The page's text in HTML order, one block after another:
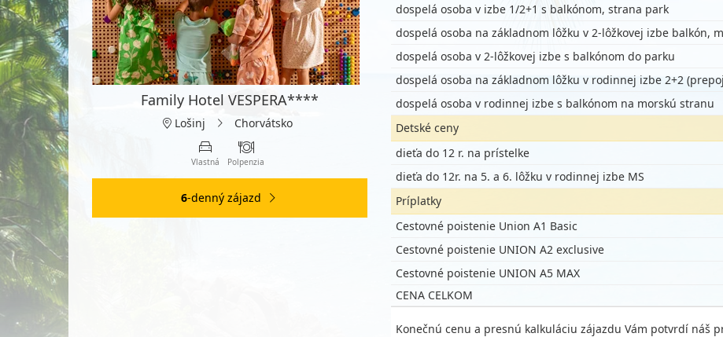
Family Hotel VESPERA****
Lošinj Chorvátsko
Vlastná Polpenzia
6-denný zájazd
dospelá osoba v izbe 1/2+1 s balkónom, strana park
dospelá osoba na základnom lôžku v 2-lôžkovej izbe balkón,
dospelá osoba v 2-lôžkovej izbe s balkónom do parku
dospelá osoba na základnom lôžku v rodinnej izbe 2+2
dospelá osoba v rodinnej izbe s balkónom na morskú stranu
Detské ceny
dieťa do 12 r. na prístelke
dieťa do 12r. na 5. a 6. lôžku v rodinnej izbe MS
Príplatky
Cestovné poistenie Union A1 Basic
Cestovné poistenie UNION A2 exclusive
Cestovné poistenie UNION A5 MAX
CENA CELKOM
Konečnú cenu a presnú kalkuláciu zájazdu Vám potvrdí náš